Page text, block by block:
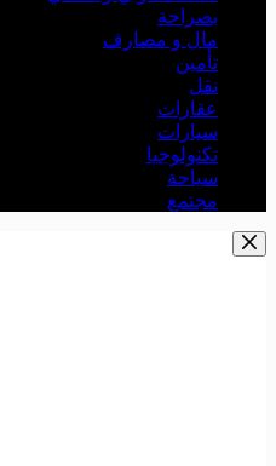
بصراحة
مال و مصارف
تأمين
نقل
عقارات
سيارات
تكنولوجيا
سياحة
مجتمع